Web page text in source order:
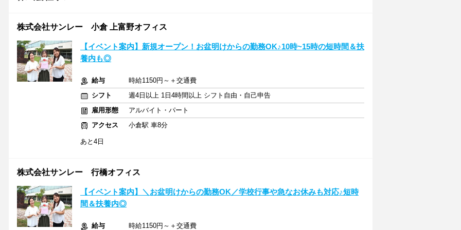
株式会社サンレー 小倉 上富野オフィス
【イベント案内】新規オープン！お盆明けからの勤務OK♪10時~15時の短時間＆扶
養内も◎
給与
時給1150円～＋交通費
シフト
週4日以上 1日4時間以上 シフト自由・自己申告
雇用形態
アルバイト・パート
アクセス
小倉駅 車8分
あと4日
株式会社サンレー 行橋オフィス
【イベント案内】＼お盆明けからの勤務OK／学校行事や急なお休みも対応♪短時
間＆扶養内◎
給与 時給1150円～＋交通費